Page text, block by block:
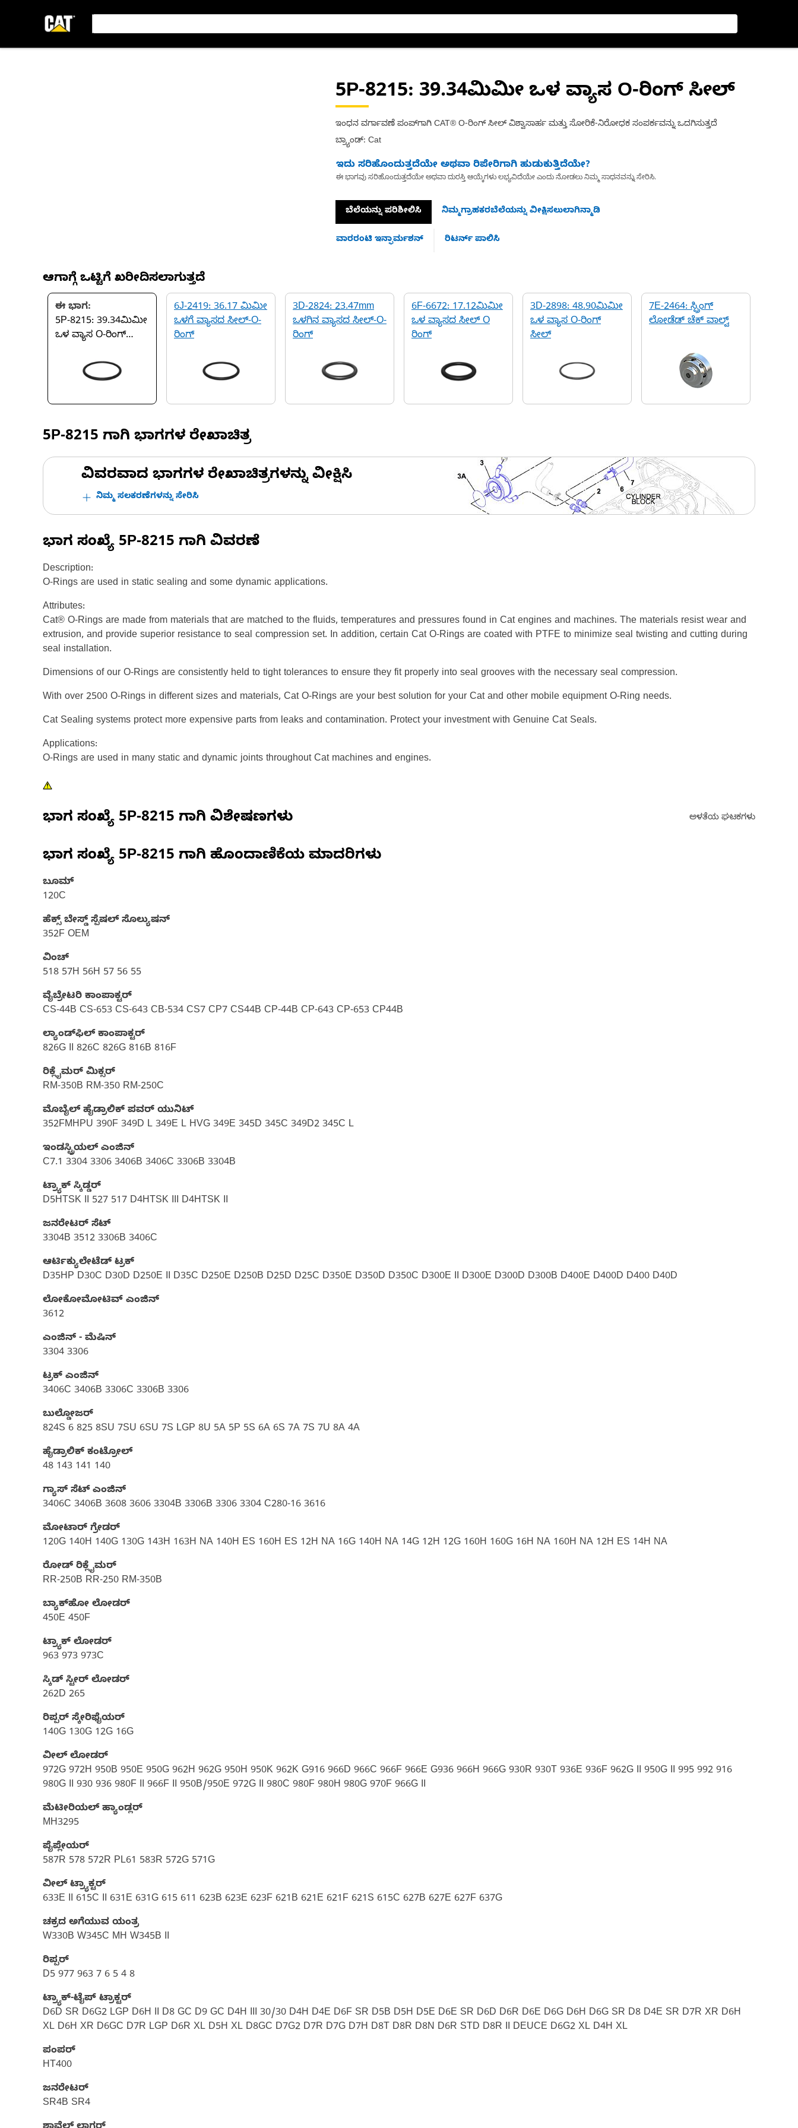
5P-8215: 39.34ಮಿಮೀ ಒಳ ವ್ಯಾಸ O-ರಿಂಗ್ ಸೀಲ್
ಇಂಧನ ವರ್ಗಾವಣೆ ಪಂಪ್‌ಗಾಗಿ CAT® O-ರಿಂಗ್ ಸೀಲ್ ವಿಶ್ವಾಸಾರ್ಹ ಮತ್ತು ಸೋರಿಕೆ-ನಿರೋಧಕ ಸಂಪರ್ಕವನ್ನು ಒದಗಿಸುತ್ತದೆ
ಬ್ರ್ಯಾಂಡ್: Cat
ಇದು ಸರಿಹೊಂದುತ್ತದೆಯೇ ಅಥವಾ ರಿಪೇರಿಗಾಗಿ ಹುಡುಕುತ್ತಿದೆಯೇ?
ಈ ಭಾಗವು ಸರಿಹೊಂದುತ್ತದೆಯೇ ಅಥವಾ ದುರಸ್ತಿ ಆಯ್ಕೆಗಳು ಲಭ್ಯವಿದೆಯೇ ಎಂದು ನೋಡಲು ನಿಮ್ಮ ಸಾಧನವನ್ನು ಸೇರಿಸಿ.
ಬೆಲೆಯನ್ನು ಪರಿಶೀಲಿಸಿ ನಿಮ್ಮಗ್ರಾಹಕರಬೆಲೆಯನ್ನು ವೀಕ್ಷಿಸಲುಲಾಗಿನ್ಮಾಡಿ
ವಾರರಂಟಿ ಇನ್ಫಾರ್ಮಶನ್ ರಿಟರ್ನ್ ಪಾಲಿಸಿ
ಆಗಾಗ್ಗೆ ಒಟ್ಟಿಗೆ ಖರೀದಿಸಲಾಗುತ್ತದೆ
ಈ ಭಾಗ:
5P-8215: 39.34ಮಿಮೀ
ಒಳ ವ್ಯಾಸ O-ರಿಂಗ್
6J-2419: 36.17 ಮಿಮೀ
ಒಳಗೆ ವ್ಯಾಸದ ಸೀಲ್-O-
ರಿಂಗ್
3D-2824: 23.47mm
ಒಳಗಿನ ವ್ಯಾಸದ ಸೀಲ್-O-
ರಿಂಗ್
6F-6672: 17.12ಮಿಮೀ
ಒಳ ವ್ಯಾಸದ ಸೀಲ್ O
ರಿಂಗ್
3D-2898: 48.90ಮಿಮೀ
ಒಳ ವ್ಯಾಸ O-ರಿಂಗ್
ಸೀಲ್
7E-2464: ಸ್ಪ್ರಿಂಗ್
ಲೋಡೆಡ್ ಚೆಕ್ ವಾಲ್ವ್
5P-8215 ಗಾಗಿ ಭಾಗಗಳ ರೇಖಾಚಿತ್ರ
ವಿವರವಾದ ಭಾಗಗಳ ರೇಖಾಚಿತ್ರಗಳನ್ನು ವೀಕ್ಷಿಸಿ
ನಿಮ್ಮ ಸಲಕರಣೆಗಳನ್ನು ಸೇರಿಸಿ
ಭಾಗ ಸಂಖ್ಯೆ 5P-8215 ಗಾಗಿ ವಿವರಣೆ
Description:
O-Rings are used in static sealing and some dynamic applications.
Attributes:
Cat® O-Rings are made from materials that are matched to the fluids, temperatures and pressures found in Cat engines and machines. The materials resist wear and
extrusion, and provide superior resistance to seal compression set. In addition, certain Cat O-Rings are coated with PTFE to minimize seal twisting and cutting during
seal installation.
Dimensions of our O-Rings are consistently held to tight tolerances to ensure they fit properly into seal grooves with the necessary seal compression.
With over 2500 O-Rings in different sizes and materials, Cat O-Rings are your best solution for your Cat and other mobile equipment O-Ring needs.
Cat Sealing systems protect more expensive parts from leaks and contamination. Protect your investment with Genuine Cat Seals.
Applications:
O-Rings are used in many static and dynamic joints throughout Cat machines and engines.
ಭಾಗ ಸಂಖ್ಯೆ 5P-8215 ಗಾಗಿ ವಿಶೇಷಣಗಳು ಅಳತೆಯ ಘಟಕಗಳು
ಭಾಗ ಸಂಖ್ಯೆ 5P-8215 ಗಾಗಿ ಹೊಂದಾಣಿಕೆಯ ಮಾದರಿಗಳು
ಬೂಮ್
120C
ಹೆಕ್ಸ್ ಬೇಸ್ಡ್ ಸ್ಪೆಷಲ್ ಸೊಲ್ಯುಷನ್
352F OEM
ವಿಂಚ್
518 57H 56H 57 56 55
ವೈಬ್ರೇಟರಿ ಕಾಂಪಾಕ್ಟರ್‌
CS-44B CS-653 CS-643 CB-534 CS7 CP7 CS44B CP-44B CP-643 CP-653 CP44B
ಲ್ಯಾಂಡ್‌ಫಿಲ್‌ ಕಾಂಪಾಕ್ಟರ್
826G II 826C 826G 816B 816F
ರಿಕ್ಲೈಮರ್ ಮಿಕ್ಸರ್
RM-350B RM-350 RM-250C
ಮೊಬೈಲ್ ಹೈಡ್ರಾಲಿಕ್‌ ಪವರ್ ಯುನಿಟ್‌
352FMHPU 390F 349D L 349E L HVG 349E 345D 345C 349D2 345C L
ಇಂಡಸ್ಟ್ರಿಯಲ್ ಎಂಜಿನ್
C7.1 3304 3306 3406B 3406C 3306B 3304B
ಟ್ರ್ಯಾಕ್ ಸ್ಕಿಡ್ಡರ್
D5HTSK II 527 517 D4HTSK III D4HTSK II
ಜನರೇಟರ್ ಸೆಟ್‌
3304B 3512 3306B 3406C
ಆರ್ಟಿಕ್ಯುಲೇಟೆಡ್ ಟ್ರಕ್
D35HP D30C D30D D250E II D35C D250E D250B D25D D25C D350E D350D D350C D300E II D300E D300D D300B D400E D400D D400 D40D
ಲೋಕೋಮೋಟಿವ್ ಎಂಜಿನ್
3612
ಎಂಜಿನ್ - ಮೆಷಿನ್
3304 3306
ಟ್ರಕ್ ಎಂಜಿನ್
3406C 3406B 3306C 3306B 3306
ಬುಲ್ಡೋಜರ್
824S 6 825 8SU 7SU 6SU 7S LGP 8U 5A 5P 5S 6A 6S 7A 7S 7U 8A 4A
ಹೈಡ್ರಾಲಿಕ್ ಕಂಟ್ರೋಲ್
48 143 141 140
ಗ್ಯಾಸ್‌ ಸೆಟ್‌ ಎಂಜಿನ್
3406C 3406B 3608 3606 3304B 3306B 3306 3304 C280-16 3616
ಮೋಟಾರ್ ಗ್ರೇಡರ್
120G 140H 140G 130G 143H 163H NA 140H ES 160H ES 12H NA 16G 140H NA 14G 12H 12G 160H 160G 16H NA 160H NA 12H ES 14H NA
ರೋಡ್ ರಿಕ್ಲೈಮರ್‌
RR-250B RR-250 RM-350B
ಬ್ಯಾಕ್‌ಹೋ ಲೋಡರ್
450E 450F
ಟ್ರ್ಯಾಕ್ ಲೋಡರ್
963 973 973C
ಸ್ಕಿಡ್ ಸ್ಟೀರ್ ಲೋಡರ್
262D 265
ರಿಪ್ಪರ್ ಸ್ಕೇರಿಫೈಯರ್
140G 130G 12G 16G
ವೀಲ್ ಲೋಡರ್
972G 972H 950B 950E 950G 962H 962G 950H 950K 962K G916 966D 966C 966F 966E G936 966H 966G 930R 930T 936E 936F 962G II 950G II 995 992 916
980G II 930 936 980F II 966F II 950B/950E 972G II 980C 980F 980H 980G 970F 966G II
ಮೆಟೀರಿಯಲ್‌ ಹ್ಯಾಂಡ್ಲರ್‌
MH3295
ಪೈಪ್ಲೇಯರ್
587R 578 572R PL61 583R 572G 571G
ವೀಲ್ ಟ್ರ್ಯಾಕ್ಟರ್‌
633E II 615C II 631E 631G 615 611 623B 623E 623F 621B 621E 621F 621S 615C 627B 627E 627F 637G
ಚಕ್ರದ ಅಗೆಯುವ ಯಂತ್ರ
W330B W345C MH W345B II
ರಿಪ್ಪರ್
D5 977 963 7 6 5 4 8
ಟ್ರ್ಯಾಕ್-ಟೈಪ್ ಟ್ರಾಕ್ಟರ್
D6D SR D6G2 LGP D6H II D8 GC D9 GC D4H III 30/30 D4H D4E D6F SR D5B D5H D5E D6E SR D6D D6R D6E D6G D6H D6G SR D8 D4E SR D7R XR D6H
XL D6H XR D6GC D7R LGP D6R XL D5H XL D8GC D7G2 D7R D7G D7H D8T D8R D8N D6R STD D8R II DEUCE D6G2 XL D4H XL
ಪಂಪರ್‌
HT400
ಜನರೇಟರ್
SR4B SR4